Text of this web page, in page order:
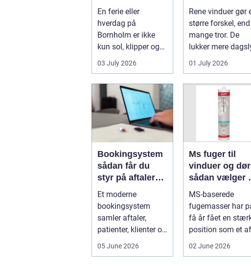
net på klippeøen
En ferie eller
hverdag på
Bornholm er ikke
kun sol, klipper og
strand. For mange
er en stabil intern...
03 July 2026
skinnende rene
ruder året rundt
Rene vinduer gør
større forskel, end
mange tror. De
lukker mere
ind, får hjem og
erhvervs...
01 July 2026
Bookingsystem
sådan får du
styr på aftaler
og
arbejdsgange
Et moderne
bookingsystem
samler aftaler,
patienter, klienter og
05 June 2026
Ms fuger til
vinduer og
sådan vælger
bruger du dem
rigtigt
MS-baserede
fugemasser har
få år fået en
position som et af
02 June 2026